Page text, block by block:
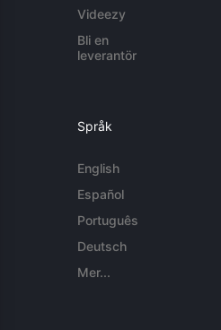
Videezy
Bli en
leverantör
Språk
English
Español
Português
Deutsch
Mer...